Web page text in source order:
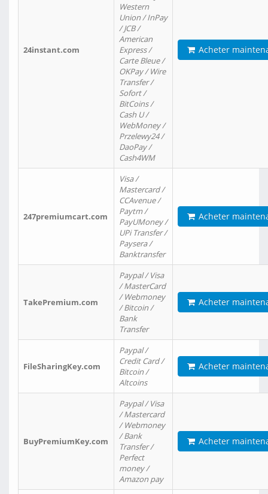
24instant.com
Western
Union / InPay
/ JCB /
American
Express /
Carte Bleue /
OKPay / Wire
Transfer /
Sofort /
BitCoins /
Cash U /
WebMoney /
Przelewy24 /
DaoPay /
Cash4WM
Acheter
247premiumcart.com
Visa /
Mastercard /
CCAvenue /
Paytm /
PayUMoney /
UPi Transfer /
Paysera /
Banktransfer
Acheter
TakePremium.com
Paypal / Visa
/ MasterCard
/ Webmoney
/ Bitcoin /
Bank
Transfer
Acheter
FileSharingKey.com
Paypal /
Credit Card /
Bitcoin /
Altcoins
Acheter
BuyPremiumKey.com
Paypal / Visa
/ Mastercard
/ Webmoney
/ Bank
Transfer /
Perfect
money /
Amazon pay
Acheter